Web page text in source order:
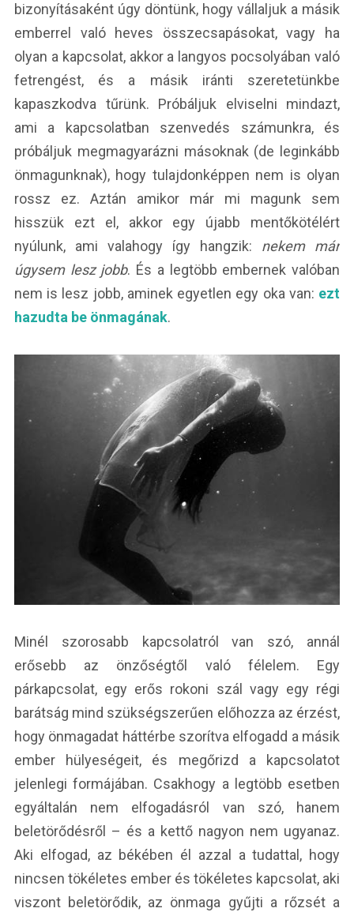
bizonyításaként úgy döntünk, hogy vállaljuk a másik
emberrel való heves összecsapásokat, vagy ha
olyan a kapcsolat, akkor a langyos pocsolyában való
fetrengést, és a másik iránti szeretetünkbe
kapaszkodva tűrünk. Próbáljuk elviselni mindazt,
ami a kapcsolatban szenvedés számunkra, és
próbáljuk megmagyarázni másoknak (de leginkább
önmagunknak), hogy tulajdonképpen nem is olyan
rossz ez. Aztán amikor már mi magunk sem
hisszük ezt el, akkor egy újabb mentőkötélért
nyúlunk, ami valahogy így hangzik: nekem már
úgysem lesz jobb. És a legtöbb embernek valóban
nem is lesz jobb, aminek egyetlen egy oka van: ezt
hazudta be önmagának.
Minél szorosabb kapcsolatról van szó, annál
erősebb az önzőségtől való félelem. Egy
párkapcsolat, egy erős rokoni szál vagy egy régi
barátság mind szükségszerűen előhozza az érzést,
hogy önmagadat háttérbe szorítva elfogadd a másik
ember hülyeségeit, és megőrizd a kapcsolatot
jelenlegi formájában. Csakhogy a legtöbb esetben
egyáltalán nem elfogadásról van szó, hanem
beletörődésről – és a kettő nagyon nem ugyanaz.
Aki elfogad, az békében él azzal a tudattal, hogy
nincsen tökéletes ember és tökéletes kapcsolat, aki
viszont beletörődik, az önmaga gyűjti a rőzsét a